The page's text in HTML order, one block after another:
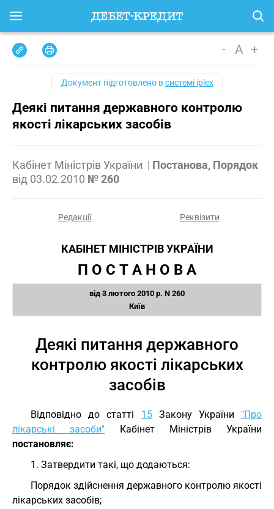
- A +
Документ підготовлено всистемі iplex
Деякі питання державного контролю
якості лікарських засобів
Кабінет Міністрів України | Постанова, Порядок
від 03.02.2010 № 260
Редакції Реквізити
КАБІНЕТ МІНІСТРІВ УКРАЇНИ
П О С Т А Н О В А
від 3 лютого 2010 р. N 260
Київ
Деякі питання державного
контролю якості лікарських
засобів
Відповідно до статті 15Закону України "Про
лікарські засоби" Кабінет Міністрів України
постановляє:
1. Затвердити такі, що додаються:
Порядок здійснення державного контролю якості
лікарських засобів;